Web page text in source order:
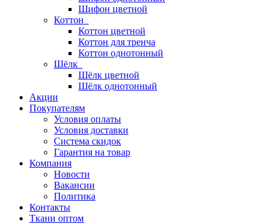
Шифон цветной
Коттон
Коттон цветной
Коттон для тренча
Коттон однотонный
Шёлк
Шёлк цветной
Шёлк однотонный
Акции
Покупателям
Условия оплаты
Условия доставки
Система скидок
Гарантия на товар
Компания
Новости
Вакансии
Политика
Контакты
Ткани оптом